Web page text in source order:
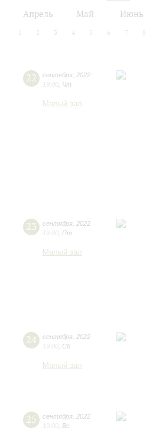
Апрель Май Июнь
2 3 4 5 6 7 8
22 сентября 2022
19:00 Чт
Малый зал
23 сентября 2022
19:00 Пт
Малый зал
24 сентября 2022
19:00 Сб
Малый зал
25 сентября 2022
19:00 Вс